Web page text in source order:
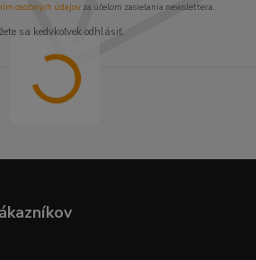
osobných údajov za účelom zasielania newslettera.
sa kedykoľvek odhlásiť.